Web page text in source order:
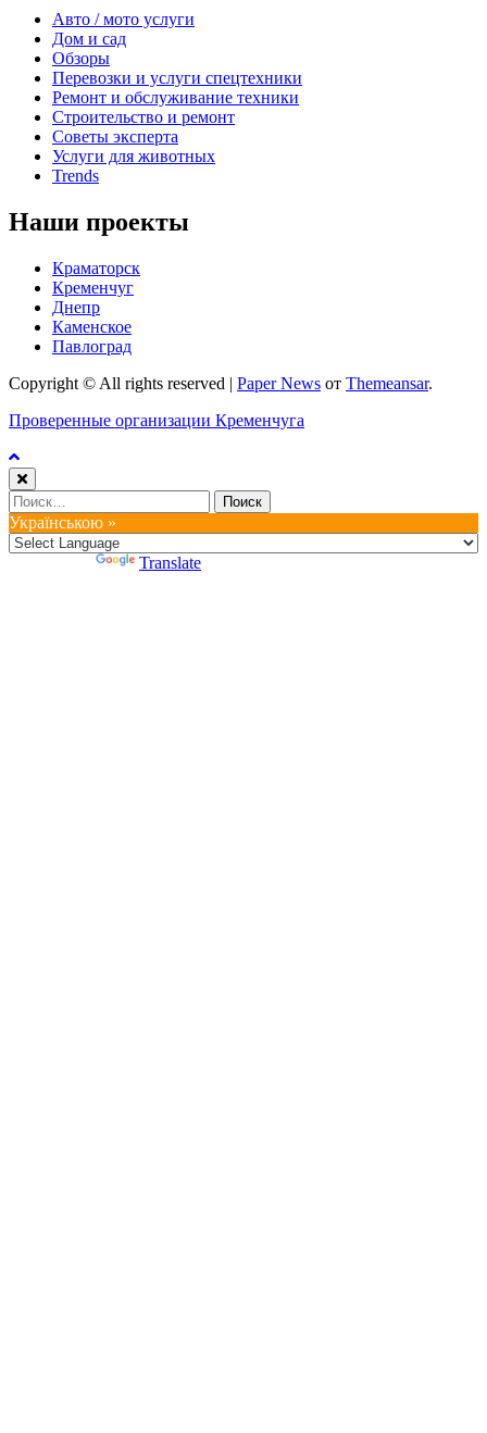
Авто / мото услуги
Дом и сад
Обзоры
Перевозки и услуги спецтехники
Ремонт и обслуживание техники
Строительство и ремонт
Советы эксперта
Услуги для животных
Trends
Наши проекты
Краматорск
Кременчуг
Днепр
Каменское
Павлоград
Copyright © All rights reserved | Paper News от Themeansar.
Проверенные организации Кременчуга
Найти:
Українською »
Translate